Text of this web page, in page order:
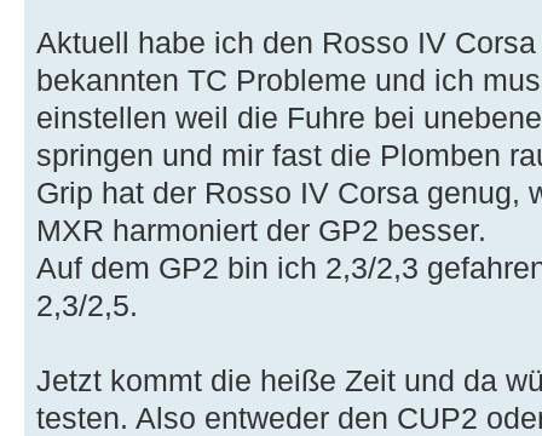
Aktuell habe ich den Rosso IV
bekannten TC Probleme und ich
einstellen weil die Fuhre bei
springen und mir fast die Plomben
Grip hat der Rosso IV Corsa genug,
MXR harmoniert der GP2 besser.
Auf dem GP2 bin ich 2,3/2,3
2,3/2,5.
Jetzt kommt die heiße Zeit und da
testen. Also entweder den CUP2